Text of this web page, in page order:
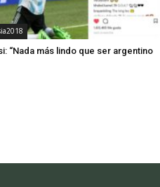
“Nada más lindo que ser argentino